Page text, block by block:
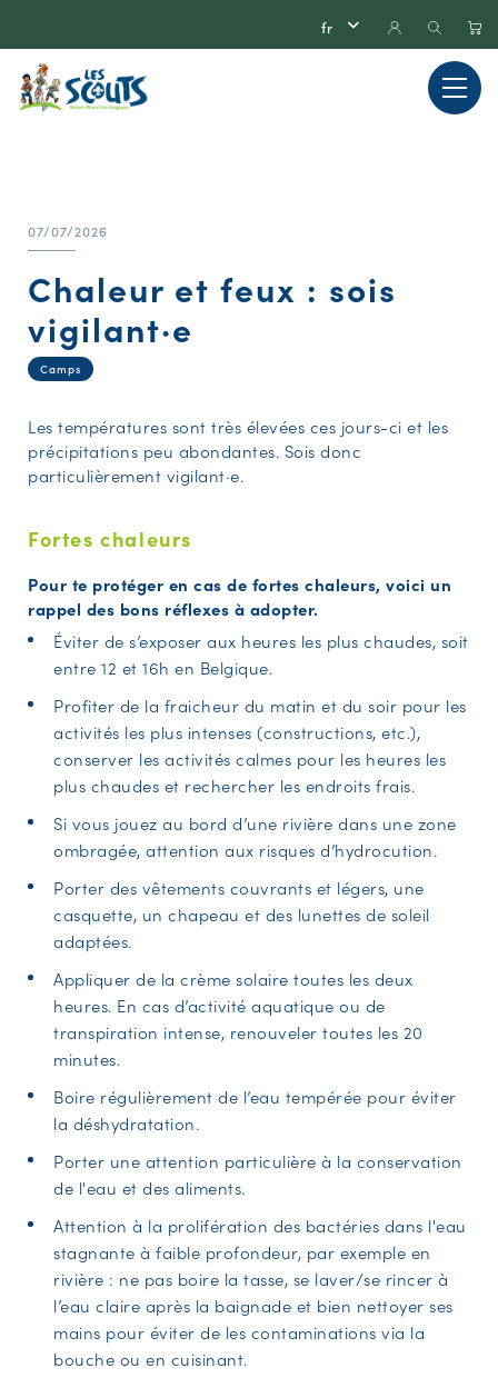
07/07/2026
Chaleur et feux : sois
vigilant·e
Camps
Les températures sont très élevées ces jours-ci et les
précipitations peu abondantes. Sois donc
particulièrement vigilant·e.
Fortes chaleurs
Pour te protéger en cas de fortes chaleurs, voici un
rappel des bons réflexes à adopter.
Éviter de s’exposer aux heures les plus chaudes, soit
entre 12 et 16h en Belgique.
Profiter de la fraicheur du matin et du soir pour les
activités les plus intenses (constructions, etc.),
conserver les activités calmes pour les heures les
plus chaudes et rechercher les endroits frais.
Si vous jouez au bord d’une rivière dans une zone
ombragée, attention aux risques d’hydrocution.
Porter des vêtements couvrants et légers, une
casquette, un chapeau et des lunettes de soleil
adaptées.
Appliquer de la crème solaire toutes les deux
heures. En cas d’activité aquatique ou de
transpiration intense, renouveler toutes les 20
minutes.
Boire régulièrement de l’eau tempérée pour éviter
la déshydratation.
Porter une attention particulière à la conservation
de l'eau et des aliments.
Attention à la prolifération des bactéries dans l'eau
stagnante à faible profondeur, par exemple en
rivière : ne pas boire la tasse, se laver/se rincer à
l’eau claire après la baignade et bien nettoyer ses
mains pour éviter de les contaminations via la
bouche ou en cuisinant.